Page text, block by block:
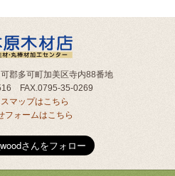
郡多可町加美区寺内88番地
FAX.0795-35-0269
マップはこちら
フォームはこちら